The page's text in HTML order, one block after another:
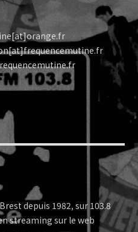
depuis 1982, sur 103.8
streaming sur le web